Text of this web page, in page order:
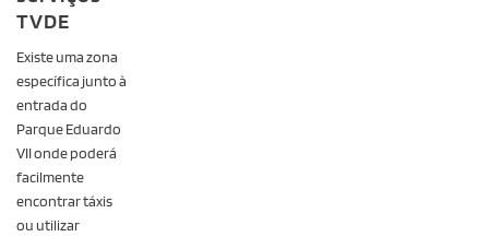
TVDE
Existe uma zona
específica junto à
entrada do
Parque Eduardo
VII onde poderá
facilmente
encontrar táxis
ou utilizar